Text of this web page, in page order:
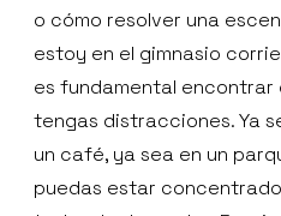
o cómo resolver una
estoy en el gimnasio
es fundamental encontrar
tengas distracciones. Ya
un café, ya sea en un
puedas estar